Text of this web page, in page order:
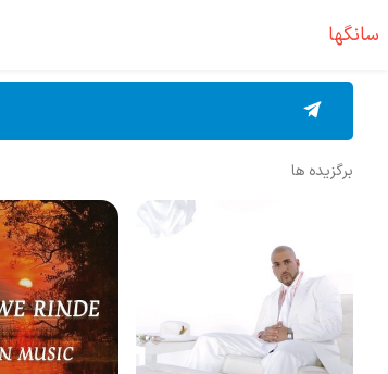
سانگها
برگزیده ها